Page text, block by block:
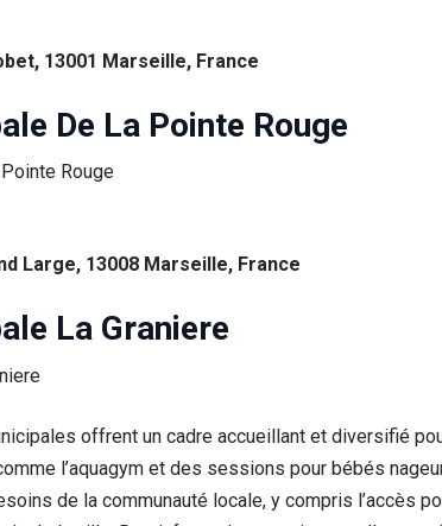
13001 Marseille, France
De La Pointe Rouge
Large, 13008 Marseille, France
La Graniere
offrent un cadre accueillant et diversifié
l’aquagym et des sessions pour bébés
de la communauté locale, y compris